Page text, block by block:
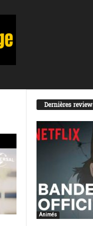
Dernières
Animés